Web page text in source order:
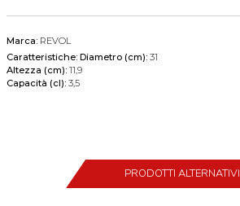
Marca: REVOL
Caratteristiche: Diametro (cm): 31
Altezza (cm): 11,9
Capacità (cl): 3,5
PRODOTTI ALTERNATIVI